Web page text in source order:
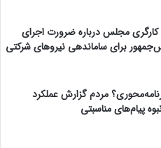
کارگری مجلس درباره ضرورت اجرای
برای ساماندهی نیروهای شرکتی
مردم گزارش عملکرد
پیام‌های مناسبتی